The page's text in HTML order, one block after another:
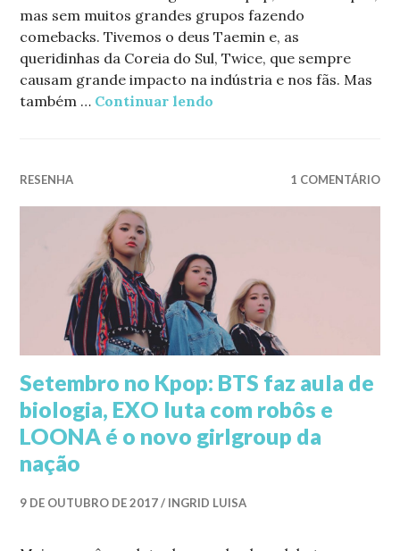
mas sem muitos grandes grupos fazendo
comebacks. Tivemos o deus Taemin e, as
queridinhas da Coreia do Sul, Twice, que sempre
causam grande impacto na indústria e nos fãs. Mas
também … Continuar lendo
RESENHA 1 COMENTÁRIO
Setembro no Kpop: BTS faz aula de
biologia, EXO luta com robôs e
LOONA é o novo girlgroup da
nação
9 DE OUTUBRO DE 2017 INGRID LUISA